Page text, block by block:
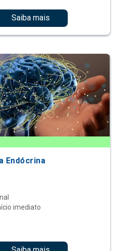
Saiba mais
Endócrina
imediato